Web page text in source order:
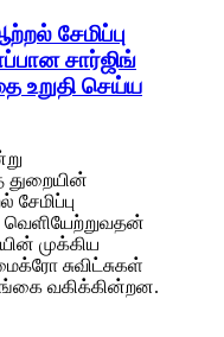
சேமிப்பு
சார்ஜிங்
உறுதி செய்ய
துறையின்
வெளியேற்றுவதன்
முக்கிய
சுவிட்சுகள்
வகிக்கின்றன.